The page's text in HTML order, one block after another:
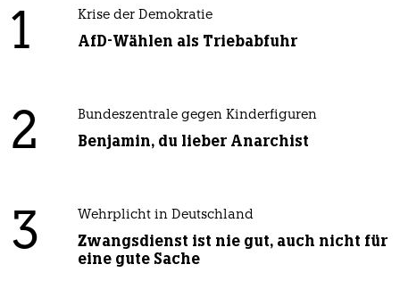
1 Krise der Demokratie
AfD-Wählen als Triebabfuhr
2 Bundeszentrale gegen Kinderfiguren
Benjamin, du lieber Anarchist
3 Wehrplicht in Deutschland
Zwangsdienst ist nie gut, auch nicht für
eine gute Sache